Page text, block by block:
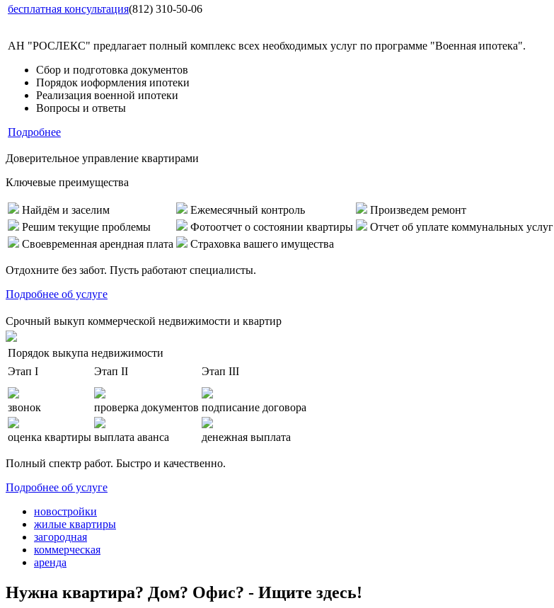
бесплатная консультация(812) 310-50-06
АН "РОСЛЕКС" предлагает полный комплекс всех необходимых услуг по программе "Военная ипотека".
Сбор и подготовка документов
Порядок иоформления ипотеки
Реализация военной ипотеки
Вопросы и ответы
Подробнее
Доверительное управление квартирами
Ключевые преимущества
Найдём и заселим Ежемесячный контроль
Произведем ремонт
Решим текущие проблемы
Фотоотчет о состоянии квартиры
Отчет об уплате коммунальных услуг
Своевременная арендная плата
Страховка вашего имущества
Отдохните без забот. Пусть работают специалисты.
Подробнее об услуге
Срочный выкуп коммерческой недвижимости и квартир
Порядок выкупа недвижимости
Этап I
Этап II Этап III
звонок проверка документов подписание договора
оценка квартиры выплата аванса денежная выплата
Полный спектр работ. Быстро и качественно.
Подробнее об услуге
новостройки
жилые квартиры
загородная
коммерческая
аренда
Нужна квартира? Дом? Офис? - Ищите здесь!